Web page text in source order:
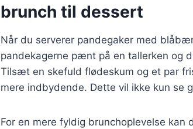
brunch til dessert
Når du serverer pandegaker med
pandekagerne pænt på en tallerken og
Tilsæt en skefuld flødeskum og et par
mere indbydende. Dette vil ikke kun se
For en mere fyldig brunchoplevelse kan